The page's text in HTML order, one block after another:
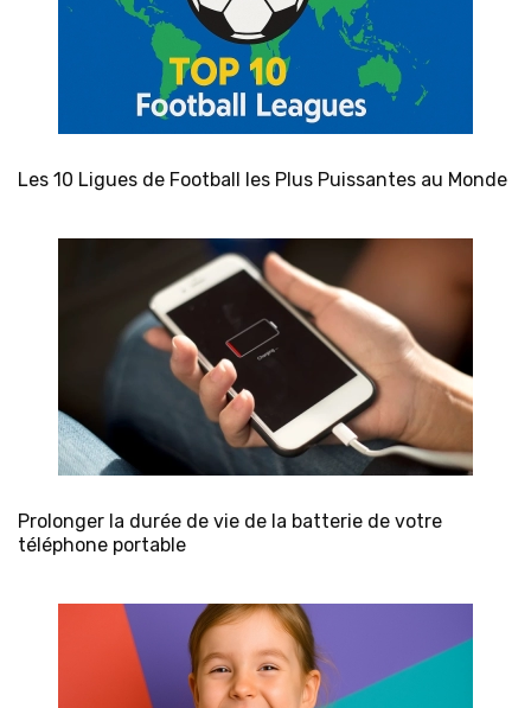
Les 10 Ligues de Football les Plus Puissantes au Monde
Prolonger la durée de vie de la batterie de votre
téléphone portable